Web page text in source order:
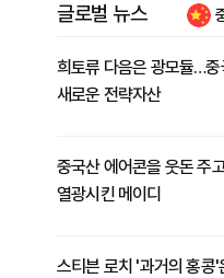
글로벌 뉴스
희토류 다음은 광모듈…중
새로운 전략자산
중국산 에어콘을 웃돈 주
열광시킨 메이디
스티븐 로치 '과거의 홍콩'